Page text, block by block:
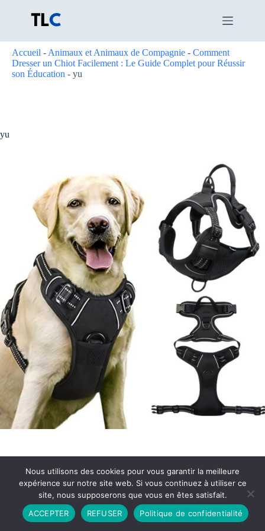
Accueil - Animaux et Animaux de Compagnie - Comment
Dresser un Chiot Facilement : Le Guide Complet pour Réussir
son Éducation - yu
yu
Partenariat Contact
Politique de Confidentialité
CGU
Copyright © 2026 - Propulsé par DIEUDUDIABLE
Nous utilisons des cookies pour vous garantir la meilleure
expérience sur notre site web. Si vous continuez à utiliser ce
site, nous supposerons que vous en êtes satisfait.
ACCEPTER
REFUSER Politique de confidentialité